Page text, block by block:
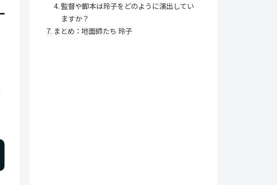
監督や脚本は玲子をどのように演出してい
ますか？
まとめ：地面師たち 玲子